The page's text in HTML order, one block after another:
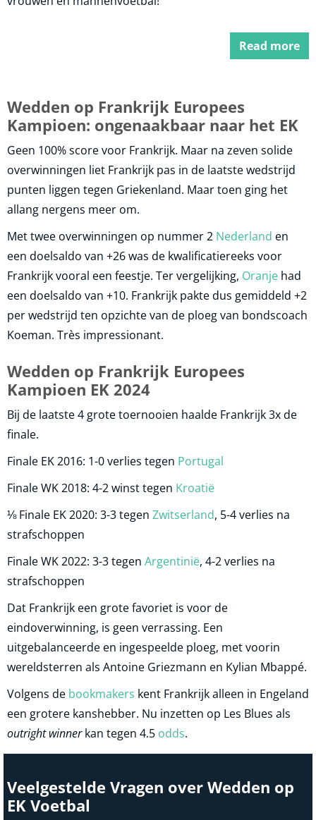
Read more
Wedden op Frankrijk Europees
Kampioen: ongenaakbaar naar het EK
Geen 100% score voor Frankrijk. Maar na zeven solide
overwinningen liet Frankrijk pas in de laatste wedstrijd
punten liggen tegen Griekenland. Maar toen ging het
allang nergens meer om.
Met twee overwinningen op nummer 2 Nederland en
een doelsaldo van +26 was de kwalificatiereeks voor
Frankrijk vooral een feestje. Ter vergelijking, Oranje had
een doelsaldo van +10. Frankrijk pakte dus gemiddeld +2
per wedstrijd ten opzichte van de ploeg van bondscoach
Koeman. Très impressionant.
Wedden op Frankrijk Europees
Kampioen EK 2024
Bij de laatste 4 grote toernooien haalde Frankrijk 3x de
finale.
Finale EK 2016: 1-0 verlies tegen Portugal
Finale WK 2018: 4-2 winst tegen Kroatië
⅛ Finale EK 2020: 3-3 tegen Zwitserland, 5-4 verlies na
strafschoppen
Finale WK 2022: 3-3 tegen Argentinië, 4-2 verlies na
strafschoppen
Dat Frankrijk een grote favoriet is voor de
eindoverwinning, is geen verrassing. Een
uitgebalanceerde en ingespeelde ploeg, met voorin
wereldsterren als Antoine Griezmann en Kylian Mbappé.
Volgens de bookmakers kent Frankrijk alleen in Engeland
een grotere kanshebber. Nu inzetten op Les Blues als
outright winnerkan tegen 4.5 odds.
Veelgestelde Vragen over Wedden op
EK Voetbal